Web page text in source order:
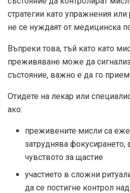
стратегии като упражнения
не се нуждаят от медицинска
Въпреки това, тъй като като
преживяване може да
състояние, важно е да го
Отидете на лекар или
ако:
преживените мисли са
затруднява
чувството за щастие
участието в сложни
да се постигне контрол